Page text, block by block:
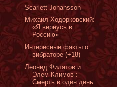
Scarlett Johansson
Михаил Ходорковский:
«Я вернусь в
Россию»
Интересные факты о
вибраторе (+18)
Леонид Филатов и
Элем Климов :
Смерть в один день